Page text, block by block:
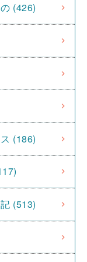
(426)
(186)
(513)